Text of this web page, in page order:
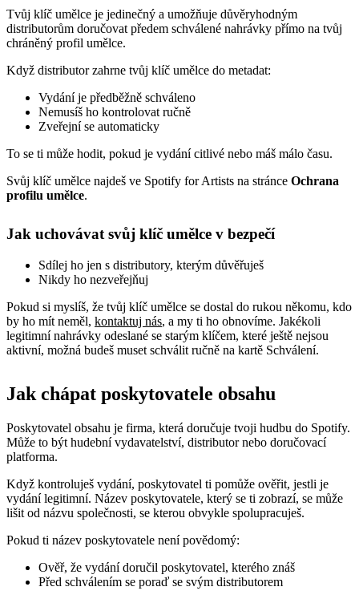
Tvůj klíč umělce je jedinečný a umožňuje důvěryhodným
distributorům doručovat předem schválené nahrávky přímo na tvůj
chráněný profil umělce.
Když distributor zahrne tvůj klíč umělce do metadat:
Vydání je předběžně schváleno
Nemusíš ho kontrolovat ručně
Zveřejní se automaticky
To se ti může hodit, pokud je vydání citlivé nebo máš málo času.
Svůj klíč umělce najdeš ve Spotify for Artists na stránce Ochrana
profilu umělce.
Jak uchovávat svůj klíč umělce v bezpečí
Sdílej ho jen s distributory, kterým důvěřuješ
Nikdy ho nezveřejňuj
Pokud si myslíš, že tvůj klíč umělce se dostal do rukou někomu, kdo
by ho mít neměl, kontaktuj nás, a my ti ho obnovíme. Jakékoli
legitimní nahrávky odeslané se starým klíčem, které ještě nejsou
aktivní, možná budeš muset schválit ručně na kartě Schválení.
Jak chápat poskytovatele obsahu
Poskytovatel obsahu je firma, která doručuje tvoji hudbu do Spotify.
Může to být hudební vydavatelství, distributor nebo doručovací
platforma.
Když kontroluješ vydání, poskytovatel ti pomůže ověřit, jestli je
vydání legitimní. Název poskytovatele, který se ti zobrazí, se může
lišit od názvu společnosti, se kterou obvykle spolupracuješ.
Pokud ti název poskytovatele není povědomý:
Ověř, že vydání doručil poskytovatel, kterého znáš
Před schválením se poraď se svým distributorem